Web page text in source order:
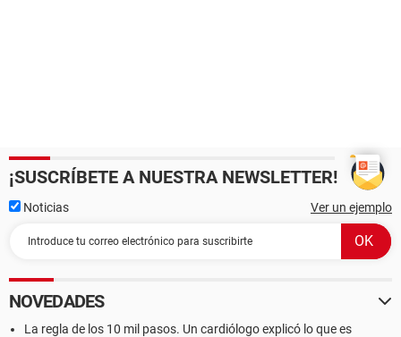
¡SUSCRÍBETE A NUESTRA NEWSLETTER!
Noticias Ver un ejemplo
NOVEDADES
La regla de los 10 mil pasos. Un cardiólogo explicó lo que es